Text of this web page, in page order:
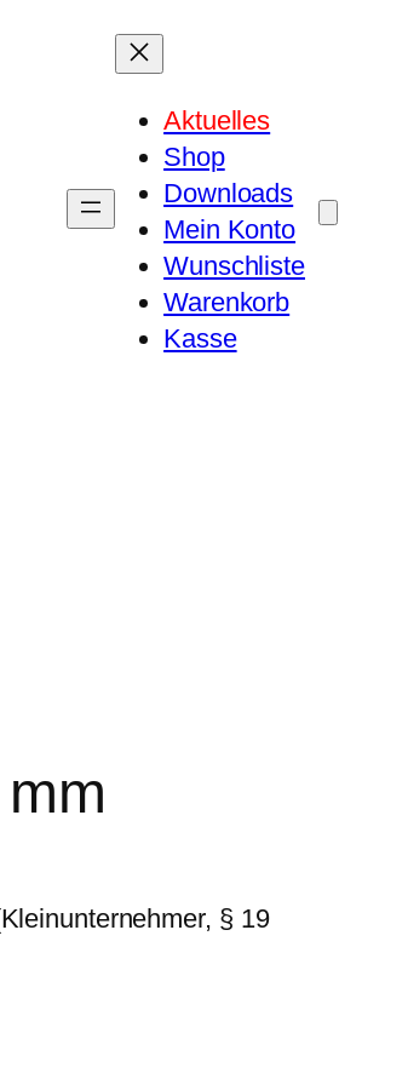
Aktuelles
Shop
Downloads
Mein Konto
Wunschliste
Warenkorb
Kasse
§ 19